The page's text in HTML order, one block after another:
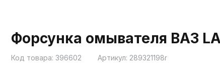
Форсунка омывателя ВАЗ
Код товара: 396602 Артикул: 289321198r